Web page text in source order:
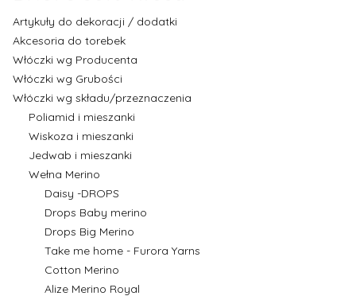
Artykuły do dekoracji / dodatki
Akcesoria do torebek
Włóczki wg Producenta
Włóczki wg Grubości
Włóczki wg składu/przeznaczenia
Poliamid i mieszanki
Wiskoza i mieszanki
Jedwab i mieszanki
Wełna Merino
Daisy -DROPS
Drops Baby merino
Drops Big Merino
Take me home - Furora Yarns
Cotton Merino
Alize Merino Royal